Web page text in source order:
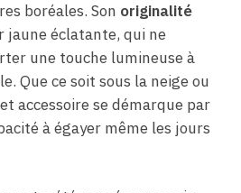
boréales. Son originalité
jaune éclatante, qui ne
une touche lumineuse à
Que ce soit sous la neige ou
accessoire se démarque par
à égayer même les jours